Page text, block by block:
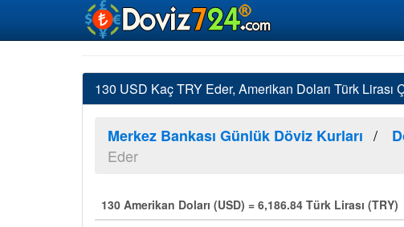
130 USD Kaç TRY Eder, Amerikan Doları Türk Lirası
Merkez Bankası Günlük Döviz Kurları
Eder
130 Amerikan Doları (USD) = 6,186.84 Türk Lirası (TRY)